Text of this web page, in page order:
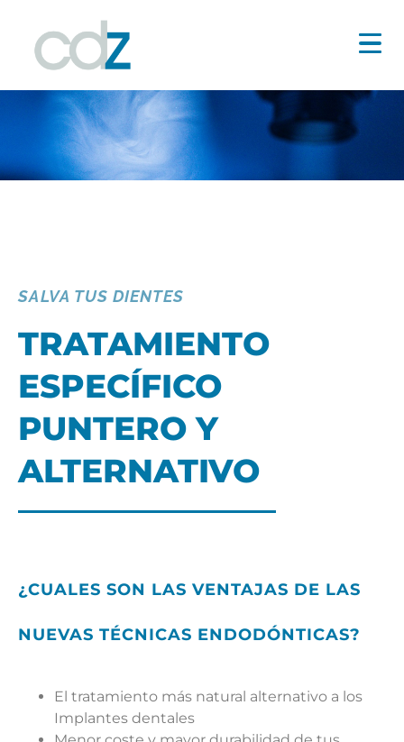
SALVA TUS DIENTES
TRATAMIENTO
ESPECÍFICO
PUNTERO Y
ALTERNATIVO
¿CUALES SON LAS VENTAJAS DE LAS
NUEVAS TÉCNICAS ENDODÓNTICAS?
El tratamiento más natural alternativo a los
Implantes dentales